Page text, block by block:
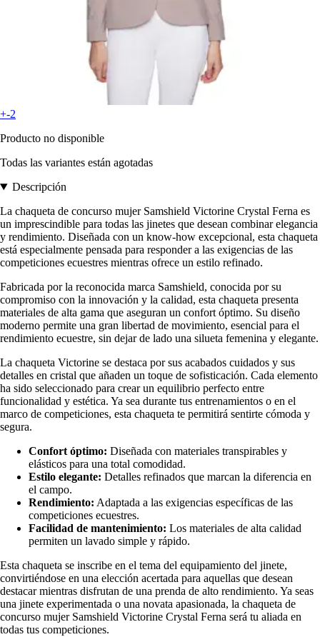
+-2
Producto no disponible
Todas las variantes están agotadas
Descripción
La chaqueta de concurso mujer Samshield Victorine Crystal Ferna es
un imprescindible para todas las jinetes que desean combinar elegancia
y rendimiento. Diseñada con un know-how excepcional, esta chaqueta
está especialmente pensada para responder a las exigencias de las
competiciones ecuestres mientras ofrece un estilo refinado.
Fabricada por la reconocida marca Samshield, conocida por su
compromiso con la innovación y la calidad, esta chaqueta presenta
materiales de alta gama que aseguran un confort óptimo. Su diseño
moderno permite una gran libertad de movimiento, esencial para el
rendimiento ecuestre, sin dejar de lado una silueta femenina y elegante.
La chaqueta Victorine se destaca por sus acabados cuidados y sus
detalles en cristal que añaden un toque de sofisticación. Cada elemento
ha sido seleccionado para crear un equilibrio perfecto entre
funcionalidad y estética. Ya sea durante tus entrenamientos o en el
marco de competiciones, esta chaqueta te permitirá sentirte cómoda y
segura.
Confort óptimo: Diseñada con materiales transpirables y
elásticos para una total comodidad.
Estilo elegante: Detalles refinados que marcan la diferencia en
el campo.
Rendimiento: Adaptada a las exigencias específicas de las
competiciones ecuestres.
Facilidad de mantenimiento: Los materiales de alta calidad
permiten un lavado simple y rápido.
Esta chaqueta se inscribe en el tema del equipamiento del jinete,
convirtiéndose en una elección acertada para aquellas que desean
destacar mientras disfrutan de una prenda de alto rendimiento. Ya seas
una jinete experimentada o una novata apasionada, la chaqueta de
concurso mujer Samshield Victorine Crystal Ferna será tu aliada en
todas tus competiciones.